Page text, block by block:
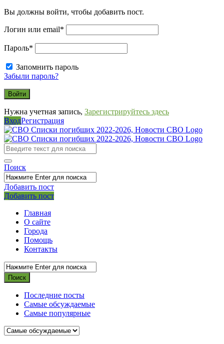
Вы должны войти, чтобы добавить пост.
Логин или email*
Пароль*
Запомнить пароль
Забыли пароль?
Нужна учетная запись, Зарегистрируйтесь здесь
ВходРегистрация
СВО
Списки
погибших
2022-
2026,
Новости
СВО
Поиск
Добавить пост
Мобильное
меню
Выйти
Добавить пост
Главная
О сайте
Города
Помощь
Контакты
Последние посты
Самые обсуждаемые
Самые популярные